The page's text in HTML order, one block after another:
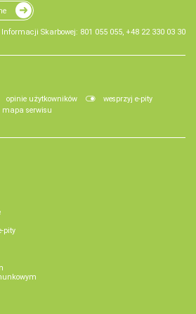
Skarbowej: 801 055 055, +48 22 330 03 30
opinie użytkowników
wesprzyj e-pity
mapa serwisu
pity